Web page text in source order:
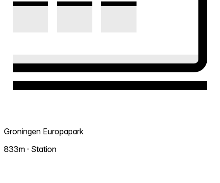
Groningen Europapark
833m · Station